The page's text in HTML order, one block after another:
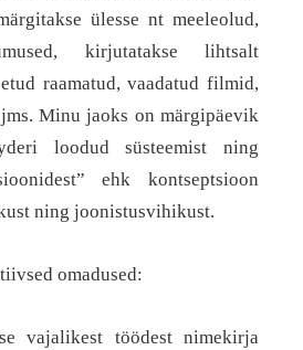
ülesse nt meeleolud,
kirjutatakse lihtsalt
raamatud, vaadatud filmid,
Minu jaoks on märgipäevik
loodud süsteemist ning
ehk kontseptsioon
ning joonistusvihikust.
omadused:
vajalikest töödest nimekirja